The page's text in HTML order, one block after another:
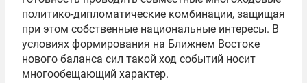
политико-дипломатические комбинации, защищая
при этом собственные национальные интересы. В
условиях формирования на Ближнем Востоке
нового баланса сил такой ход событий носит
многообещающий характер.